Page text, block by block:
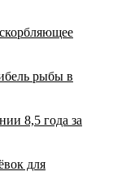
рыбы в
8,5 года за
для